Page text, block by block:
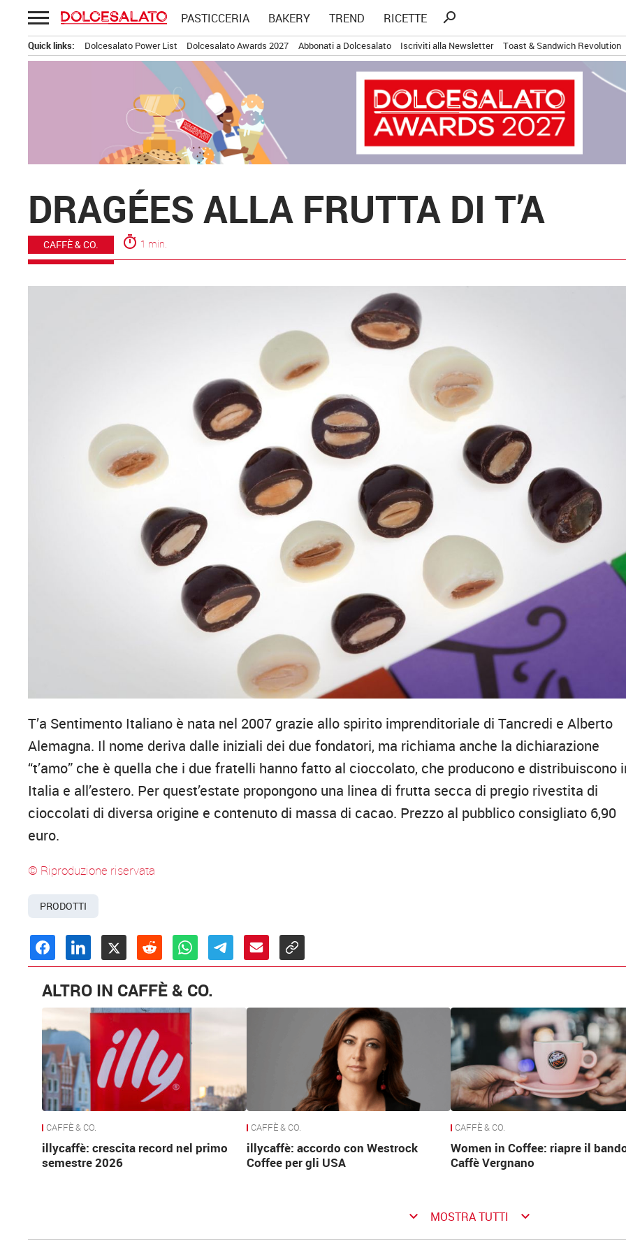
Passa
al
contenuto
PASTICCERIA BAKERY TREND RICETTE
Ricerca
search
Quick links: Dolcesalato Power List Dolcesalato Awards 2027 Abbonati a Dolcesalato Iscriviti alla Newsletter Toast & Sandwich Revolution
DRAGÉES ALLA FRUTTA DI T’A
CAFFÈ & CO. timer 1 min.
T’a Sentimento Italiano è nata nel 2007 grazie allo spirito imprenditoriale di Tancredi e Alberto
Alemagna. Il nome deriva dalle iniziali dei due fondatori, ma richiama anche la dichiarazione
“t’amo” che è quella che i due fratelli hanno fatto al cioccolato, che producono e distribuiscono
Italia e all’estero. Per quest’estate propongono una linea di frutta secca di pregio rivestita di
cioccolati di diversa origine e contenuto di massa di cacao. Prezzo al pubblico consigliato 6,90
euro.
© Riproduzione riservata
PRODOTTI
ALTRO IN CAFFÈ & CO.
CAFFÈ & CO.
illycaffè: crescita record nel primo
semestre 2026
CAFFÈ & CO.
illycaffè: accordo con Westrock
Coffee per gli USA
CAFFÈ & CO.
Women in Coffee: riapre il
Caffè Vergnano
keyboard_arrow_down MOSTRA TUTTI keyboard_arrow_down